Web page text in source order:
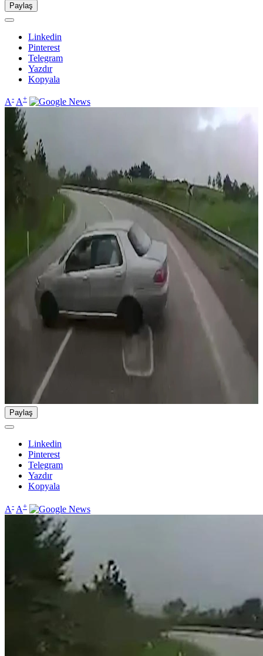
Paylaş
Linkedin
Pinterest
Telegram
Yazdır
Kopyala
A- A+
Paylaş
Linkedin
Pinterest
Telegram
Yazdır
Kopyala
A- A+